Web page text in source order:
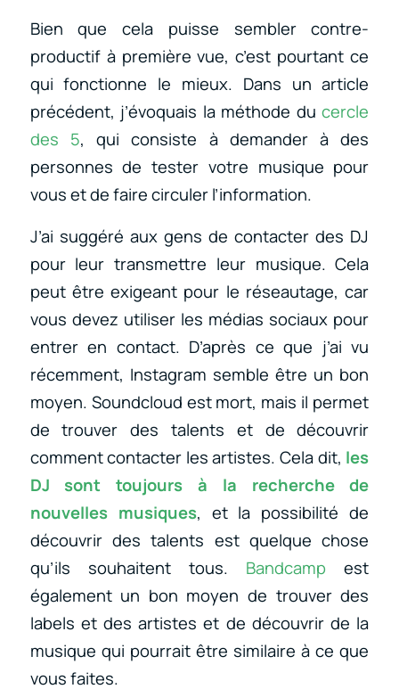
Bien que cela puisse sembler contre-
productif à première vue, c’est pourtant ce
qui fonctionne le mieux. Dans un article
précédent, j’évoquais la méthode ducercle
des 5, qui consiste à demander à des
personnes de tester votre musique pour
vous et de faire circuler l’information.
J’ai suggéré aux gens de contacter des DJ
pour leur transmettre leur musique. Cela
peut être exigeant pour le réseautage, car
vous devez utiliser les médias sociaux pour
entrer en contact. D’après ce que j’ai vu
récemment, Instagram semble être un bon
moyen. Soundcloud est mort, mais il permet
de trouver des talents et de découvrir
comment contacter les artistes. Cela dit, les
DJ sont toujours à la recherche de
nouvelles musiques, et la possibilité de
découvrir des talents est quelque chose
qu’ils souhaitent tous. Bandcamp est
également un bon moyen de trouver des
labels et des artistes et de découvrir de la
musique qui pourrait être similaire à ce que
vous faites.